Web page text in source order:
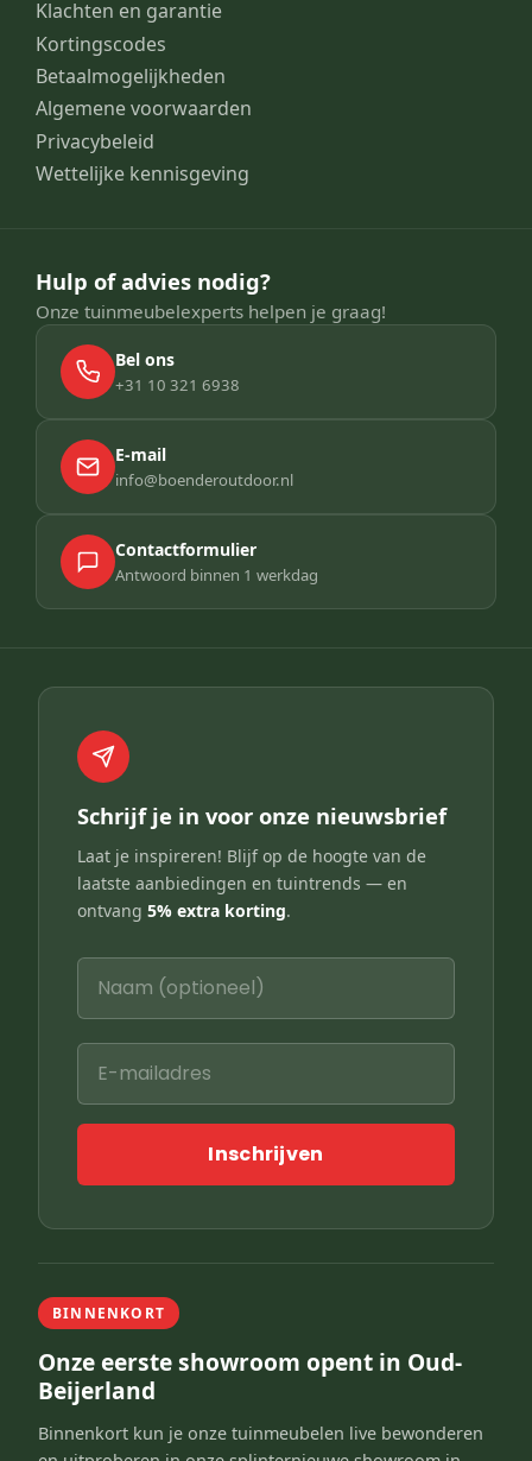
Klachten en garantie
Kortingscodes
Betaalmogelijkheden
Algemene voorwaarden
Privacybeleid
Wettelijke kennisgeving
Hulp of advies nodig?
Onze tuinmeubelexperts helpen je graag!
Bel ons
+31 10 321 6938
E-mail
info@boenderoutdoor.nl
Contactformulier
Antwoord binnen 1 werkdag
Schrijf je in voor onze nieuwsbrief
Laat je inspireren! Blijf op de hoogte van de
laatste aanbiedingen en tuintrends — en
ontvang 5% extra korting.
Inschrijven
BINNENKORT
Onze eerste showroom opent in Oud-
Beijerland
Binnenkort kun je onze tuinmeubelen live bewonderen